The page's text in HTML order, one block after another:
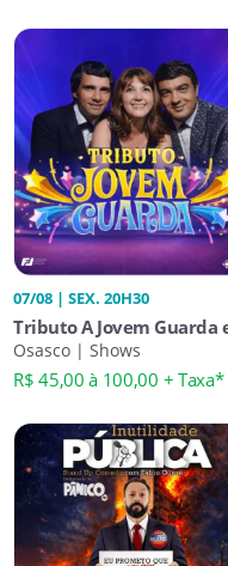
07/08 | SEX. 20H30
Tributo A Jovem Guarda
Osasco
Osasco | Shows
R$ 45,00 à 100,00 + Taxa*